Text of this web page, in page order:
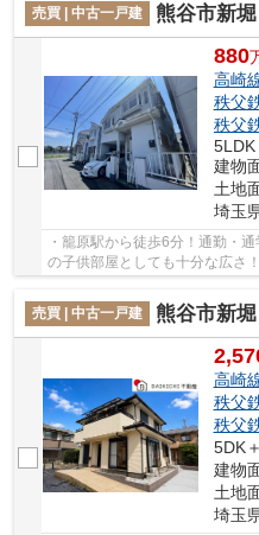
売買 | 中古一戸建
熊谷市新
880
高崎
秩父
秩父
5LDK
建物
土地
埼玉
・籠原駅から徒歩6分！通勤・
の子供部屋としても十分な広さ
す！ いつでもお気軽にお声が
売買 | 中古一戸建
熊谷市新
高崎
秩父
秩父
5DK
建物
土地
埼玉